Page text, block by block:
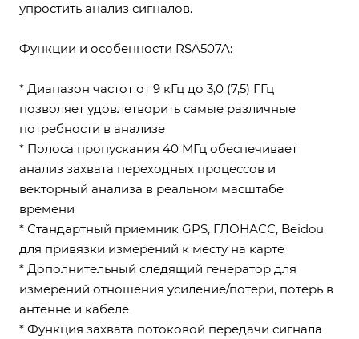
упростить анализ сигналов.
Функции и особенности RSA507A:
* Диапазон частот от 9 кГц до 3,0 (7,5) ГГц
позволяет удовлетворить самые различные
потребности в анализе
* Полоса пропускания 40 МГц обеспечивает
анализ захвата переходных процессов и
векторный анализа в реальном масштабе
времени
* Стандартный приемник GPS, ГЛОНАСС, Beidou
для привязки измерений к месту на карте
* Дополнительный следящий генератор для
измерений отношения усиление/потери, потерь в
антенне и кабеле
* Функция захвата потоковой передачи сигнала